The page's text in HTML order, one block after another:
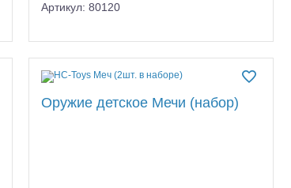
Артикул: 80120
Оружие детское Мечи (набор)